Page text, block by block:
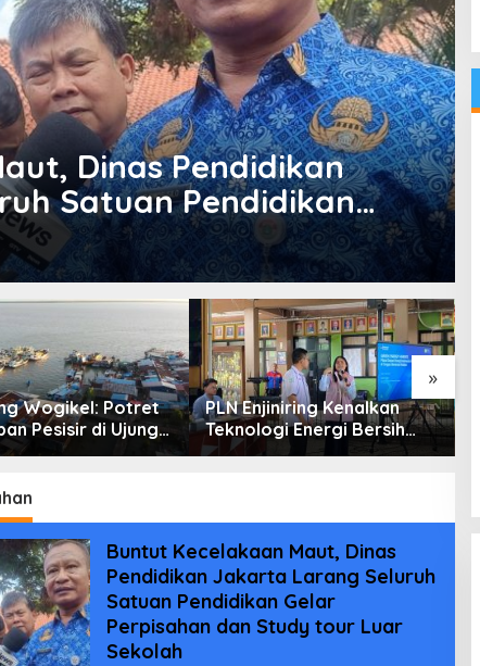
Dinas Pendidikan
Satuan Pendidikan
Study tour Luar Sekolah
»
Wogikel: Potret
Pesisir di Ujung
yang
PLN Enjiniring Kenalkan
Teknologi Energi Bersih
kepada Pelajar Jakarta
Buntut Kecelakaan Maut, Dinas
Pendidikan Jakarta Larang Seluruh
Satuan Pendidikan Gelar
Perpisahan dan Study tour Luar
Sekolah